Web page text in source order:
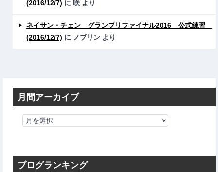
(2016/12/7) に 咲より
ネイサン・チェン グランプリファイナル2016 公式練習
(2016/12/7) に ノブリンより
月間アーカイブ
ブログランキング